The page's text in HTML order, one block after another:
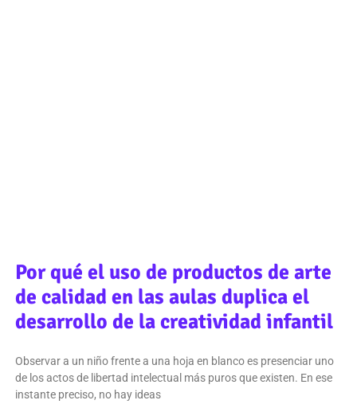
Por qué el uso de productos de arte
de calidad en las aulas duplica el
desarrollo de la creatividad infantil
Observar a un niño frente a una hoja en blanco es presenciar uno
de los actos de libertad intelectual más puros que existen. En ese
instante preciso, no hay ideas